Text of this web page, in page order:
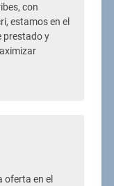
con
estamos en el
prestado y
oferta en el